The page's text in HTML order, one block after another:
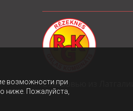
возможности при
ниже. Пожалуйста,
С любовью из Латгалии!